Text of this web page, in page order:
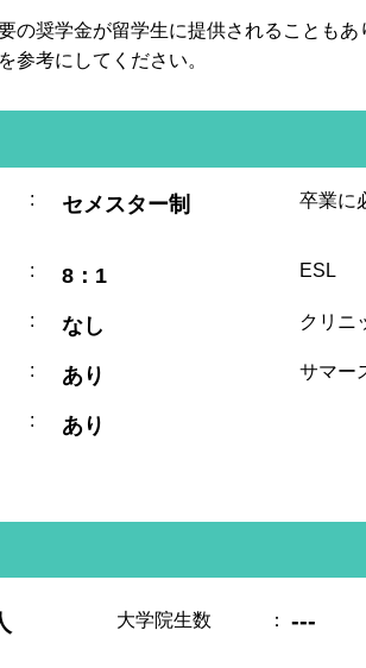
の奨学金が留学生に提供されることも
参考にしてください。
: セメスター制 卒業に
: 8：1 ESL
: なし クリニ
: あり サマー
: あり
大学院生数 ： ---